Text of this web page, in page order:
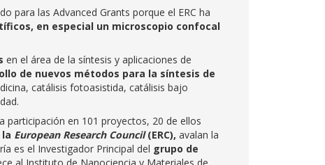
para las Advanced Grants porque el ERC ha
en especial un microscopio confocal
en el área de la síntesis y aplicaciones de
de nuevos métodos para la síntesis de
catálisis fotoasistida, catálisis bajo
participación en 101 proyectos, 20 de ellos
European Research Council(ERC), avalan la
es el Investigador Principal del grupo de